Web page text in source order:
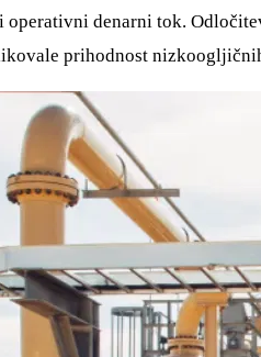
denarni tok.
prihodnost